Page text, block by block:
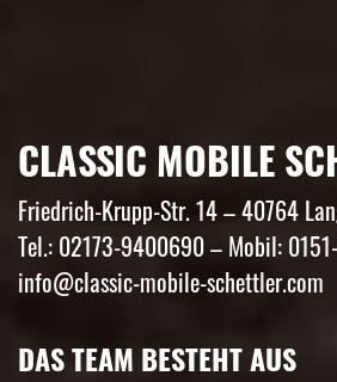
CLASSIC MOBILE
Friedrich-Krupp-Str. 14 – 40764
Tel.: 02173-9400690 – Mobil:
info@classic-mobile-schettler.com
DAS TEAM BESTEHT AUS